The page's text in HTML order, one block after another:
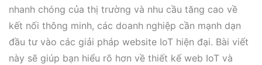
nhanh chóng của thị trường và nhu cầu tăng cao về
kết nối thông minh, các doanh nghiệp cần mạnh dạn
đầu tư vào các giải pháp website IoT hiện đại. Bài viết
này sẽ giúp bạn hiểu rõ hơn về thiết kế web IoT và